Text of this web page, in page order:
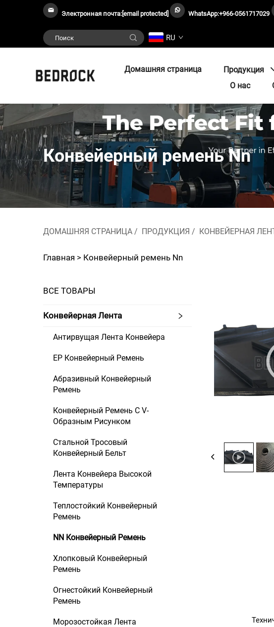
Электронная почта: [email protected] WhatsApp:+966-0561717029
RU
Домашняя страница Продукция
О нас
Конвейерный ремень Nn
ДОМАШНЯЯ СТРАНИЦА / ПРОДУКЦИЯ / КОНВЕЙЕРНАЯ
Главная > Конвейерный ремень Nn
ВСЕ ТОВАРЫ
Конвейерная Лента
Антирвущая Лента Конвейера
EP Конвейерный Ремень
Абразивный Конвейерный
Ремень
Конвейерный Ремень С V-
Образным Рисунком
Стальной Тросовый
Конвейерный Бельт
Лента Конвейера Высокой
Температуры
Теплостойкий Конвейерный
Ремень
NN Конвейерный Ремень
Хлопковый Конвейерный
Ремень
Огнестойкий Конвейерный
Ремень
Морозостойкая Лента